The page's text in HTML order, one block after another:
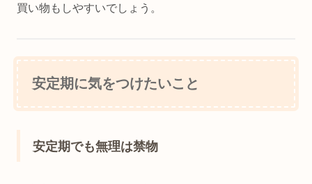
買い物もしやすいでしょう。
安定期に気をつけたいこと
安定期でも無理は禁物